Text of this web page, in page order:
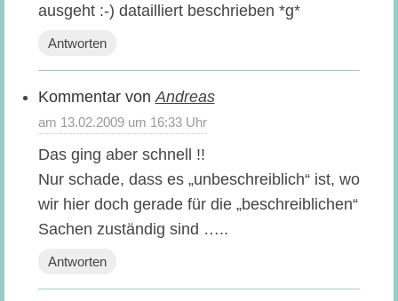
ausgeht :-) datailliert beschrieben *g*
Antworten
Andreas
13.02.2009 um 16:33 Uhr
Das ging aber schnell !!
Nur schade, dass es „unbeschreiblich“ ist, wo
wir hier doch gerade für die „beschreiblichen“
Sachen zuständig sind …..
Antworten